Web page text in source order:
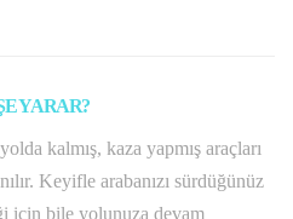
YARAR?
kalmış, kaza yapmış araçları
Keyifle arabanızı sürdüğünüz
için bile yolunuza devam